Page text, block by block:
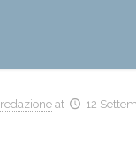
redazione at 12